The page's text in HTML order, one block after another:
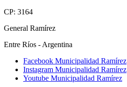
CP: 3164
General Ramírez
Entre Ríos - Argentina
Facebook Municipalidad Ramírez
Instagram Municipalidad Ramírez
Youtube Municipalidad Ramírez